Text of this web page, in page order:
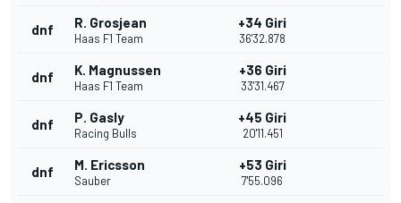
dnf R. Grosjean
Haas F1 Team
+34 Giri
36'32.878
dnf K. Magnussen
Haas F1 Team
+36 Giri
33'31.467
dnf P. Gasly
Racing Bulls
+45 Giri
20'11.451
dnf M. Ericsson
Sauber
+53 Giri
7'55.096